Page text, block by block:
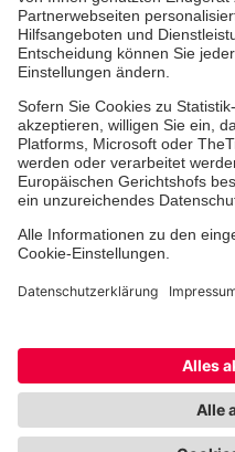
Aus- &
Jobs
Cookie-Einstellungen
Impressum